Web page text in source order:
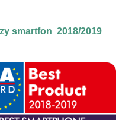
smartfon 2018/2019